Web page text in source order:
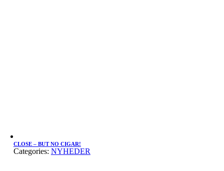
CLOSE – BUT NO CIGAR!
Categories: NYHEDER